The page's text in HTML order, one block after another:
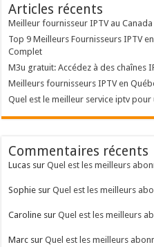
Articles récents
Meilleur fournisseur IPTV au
Top 9 Meilleurs Fournisseurs IPTV
Complet
M3u gratuit: Accédez à des chaînes
Meilleurs fournisseurs IPTV en
Quel est le meilleur service iptv
Commentaires récents
Lucas surQuel est les meilleurs
Sophie surQuel est les meilleurs
Caroline surQuel est les meilleurs
Marc surQuel est les meilleurs